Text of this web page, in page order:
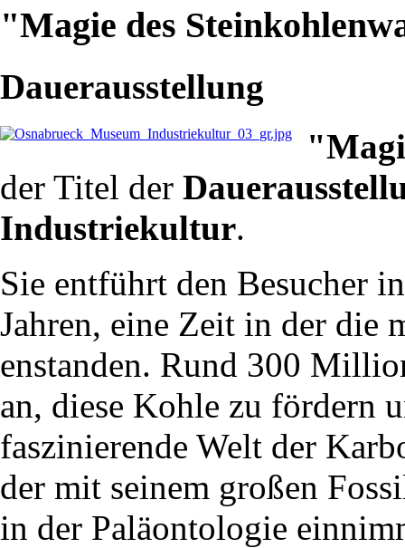
"Magie des
Dauerausstellung
der Titel der
Industriekultur.
Sie entführt den Besucher
Jahren, eine Zeit in der die
enstanden. Rund 300
an, diese Kohle zu fördern
faszinierende Welt der
der mit seinem großen
in der Paläontologie